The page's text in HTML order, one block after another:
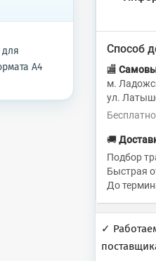
А4
Способ
🏬
м.
ул.
Бесплатно
🚚
Подбор
Быстрая
До
✓